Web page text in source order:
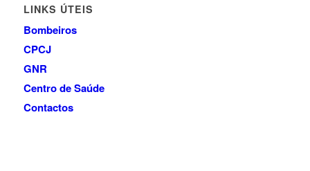
LINKS ÚTEIS
Bombeiros
CPCJ
GNR
Centro de Saúde
Contactos